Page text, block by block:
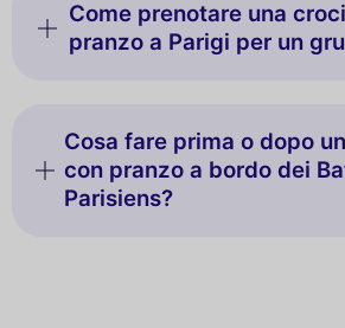
Come prenotare una
pranzo a Parigi per un
Cosa fare prima o dopo
con pranzo a bordo dei
Parisiens?